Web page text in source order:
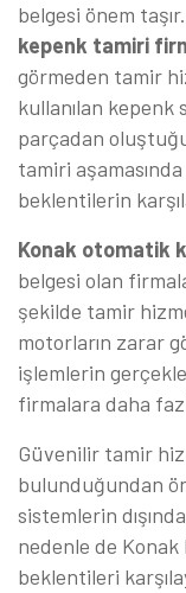
belgesi önem
kepenk tamiri
görmeden tamir
kullanılan
parçadan
tamiri
beklentilerin
Konak otomatik
belgesi olan
şekilde tamir
motorların zarar
işlemlerin
firmalara daha
Güvenilir tamir
bulunduğundan
sistemlerin
nedenle de
beklentileri